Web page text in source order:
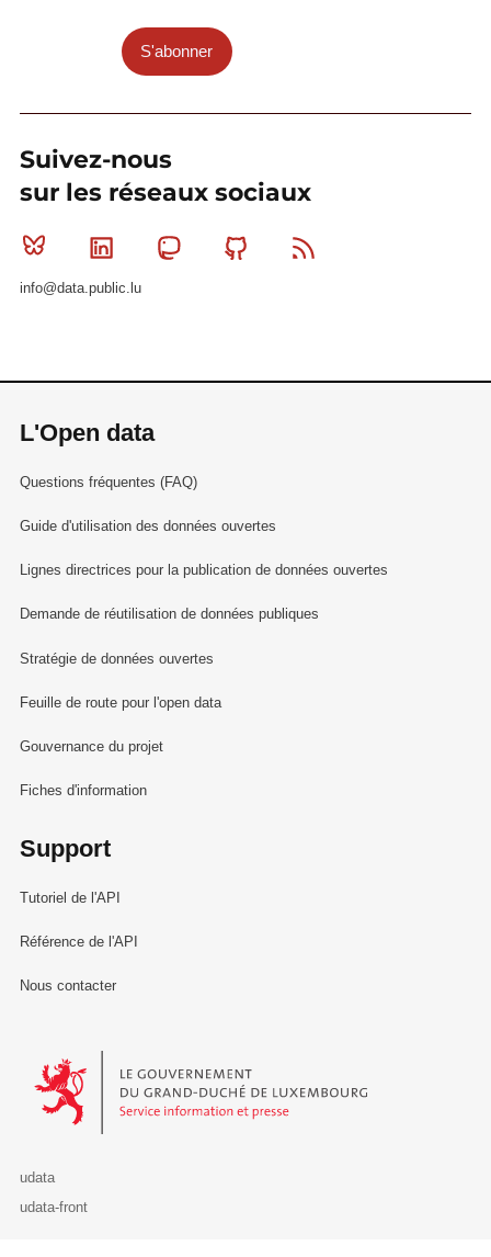
S'abonner
Suivez-nous
sur les réseaux sociaux
Bluesky Linkedin MastodonGithub
info@data.public.lu
L'Open data
Questions fréquentes (FAQ)
Guide d'utilisation des données ouvertes
Lignes directrices pour la publication de données ouvertes
Demande de réutilisation de données publiques
Stratégie de données ouvertes
Feuille de route pour l'open data
Gouvernance du projet
Fiches d'information
Support
Tutoriel de l'API
Référence de l'API
Nous contacter
Le Gouvernement du Grand-Duché de Luxembourg - Service
udata
udata-front